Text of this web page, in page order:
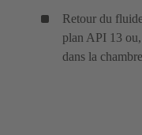
Retour du
plan API 13
dans la